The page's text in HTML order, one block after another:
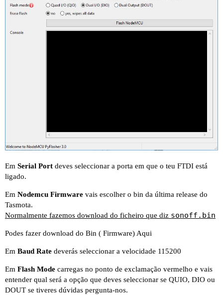
Em Serial Port deves seleccionar a porta em que o teu FTDI está
ligado.
Em Nodemcu Firmware vais escolher o bin da última release do
Tasmota.
Normalmente fazemos download do ficheiro que diz sonoff.bin
Podes fazer download do Bin ( Firmware) Aqui
Em Baud Rate deverás seleccionar a velocidade 115200
Em Flash Mode carregas no ponto de exclamação vermelho e vais
entender qual será a opção que deves seleccionar se QUIO, DIO ou
DOUT se tiveres dúvidas pergunta-nos.